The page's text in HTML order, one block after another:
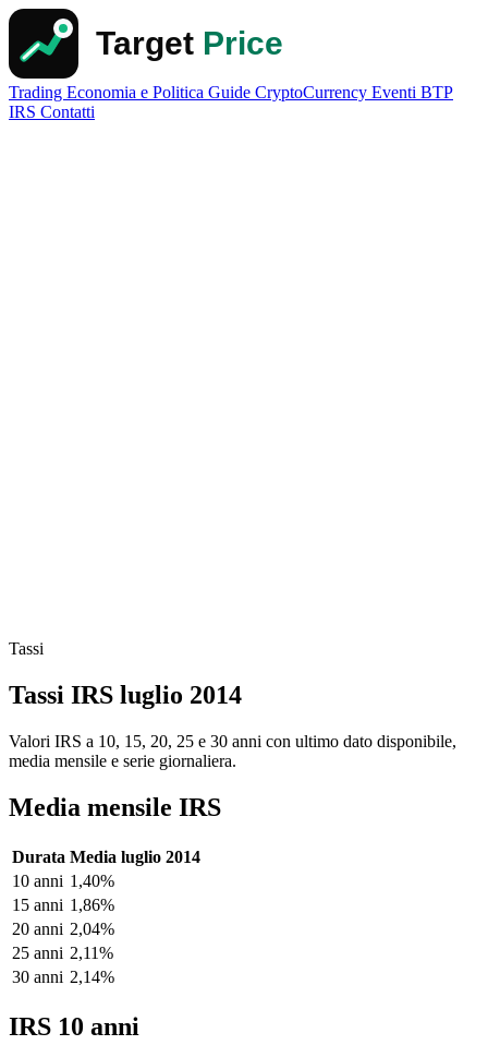
Trading Economia e Politica Guide CryptoCurrency Eventi BTP
IRS Contatti
Tassi
Tassi IRS luglio 2014
Valori IRS a 10, 15, 20, 25 e 30 anni con ultimo dato disponibile,
media mensile e serie giornaliera.
Media mensile IRS
Durata Media luglio 2014
10 anni 1,40%
15 anni 1,86%
20 anni 2,04%
25 anni 2,11%
30 anni 2,14%
IRS 10 anni